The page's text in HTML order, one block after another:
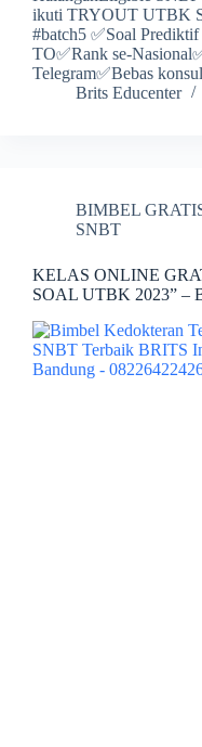
ikuti TRYOUT UTBK
#batch5 ✅Soal
TO✅Rank se-
Telegram✅Bebas
Brits Educenter
BIMBEL
SNBT
KELAS ONLINE
SOAL UTBK 2023” –